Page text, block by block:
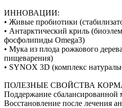
ИННОВАЦИИ:
• Живые пробиотики
• Антарктический криль
фосфолипиды Omega3)
• Мука из плода рожкового
пищеварения)
• SYNOX 3D (комплекс
ПОЛЕЗНЫЕ СВОЙСТВА
Поддержание
Восстановление после лечения